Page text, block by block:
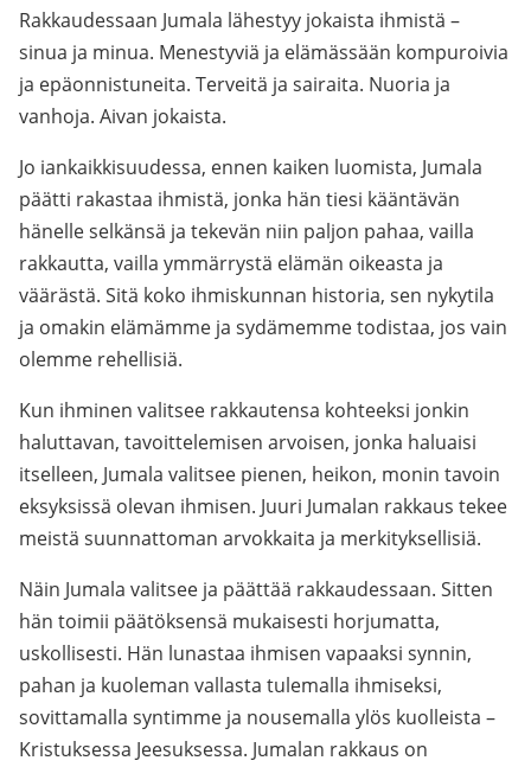
Rakkaudessaan Jumala lähestyy jokaista ihmistä –
sinua ja minua. Menestyviä ja elämässään kompuroivia
ja epäonnistuneita. Terveitä ja sairaita. Nuoria ja
vanhoja. Aivan jokaista.
Jo iankaikkisuudessa, ennen kaiken luomista, Jumala
päätti rakastaa ihmistä, jonka hän tiesi kääntävän
hänelle selkänsä ja tekevän niin paljon pahaa, vailla
rakkautta, vailla ymmärrystä elämän oikeasta ja
väärästä. Sitä koko ihmiskunnan historia, sen nykytila
ja omakin elämämme ja sydämemme todistaa, jos vain
olemme rehellisiä.
Kun ihminen valitsee rakkautensa kohteeksi jonkin
haluttavan, tavoittelemisen arvoisen, jonka haluaisi
itselleen, Jumala valitsee pienen, heikon, monin tavoin
eksyksissä olevan ihmisen. Juuri Jumalan rakkaus tekee
meistä suunnattoman arvokkaita ja merkityksellisiä.
Näin Jumala valitsee ja päättää rakkaudessaan. Sitten
hän toimii päätöksensä mukaisesti horjumatta,
uskollisesti. Hän lunastaa ihmisen vapaaksi synnin,
pahan ja kuoleman vallasta tulemalla ihmiseksi,
sovittamalla syntimme ja nousemalla ylös kuolleista –
Kristuksessa Jeesuksessa. Jumalan rakkaus on